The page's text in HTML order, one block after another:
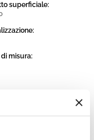
superficiale:
misura: